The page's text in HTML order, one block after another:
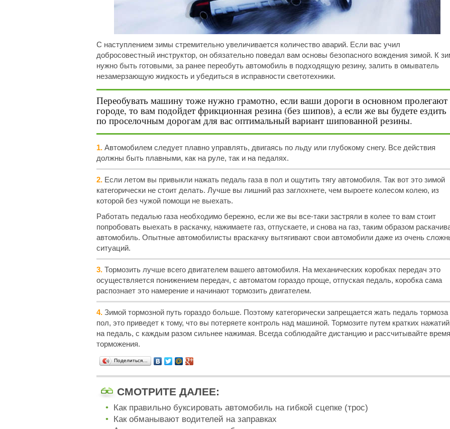
С наступлением зимы стремительно увеличивается количество аварий. Если вас учил
добросовестный инструктор, он обязательно поведал вам основы безопасного вождения зимой. К
нужно быть готовыми, за ранее переобуть автомобиль в подходящую резину, залить в омыватель
незамерзающую жидкость и убедиться в исправности светотехники.
Переобувать машину тоже нужно грамотно, если ваши дороги в основном пролегают
городе, то вам подойдет фрикционная резина (без шипов), а если же вы будете ездить
по проселочным дорогам для вас оптимальный вариант шипованной резины.
1. Автомобилем следует плавно управлять, двигаясь по льду или глубокому снегу. Все действия
должны быть плавными, как на руле, так и на педалях.
2. Если летом вы привыкли нажать педаль газа в пол и ощутить тягу автомобиля. Так вот это зимой
категорически не стоит делать. Лучше вы лишний раз заглохнете, чем выроете колесом колею, из
которой без чужой помощи не выехать.
Работать педалью газа необходимо бережно, если же вы все-таки застряли в колее то вам стоит
попробовать выехать в раскачку, нажимаете газ, отпускаете, и снова на газ, таким образом
автомобиль. Опытные автомобилисты враскачку вытягивают свои автомобили даже из очень
ситуаций.
3. Тормозить лучше всего двигателем вашего автомобиля. На механических коробках передач это
осуществляется понижением передач, с автоматом гораздо проще, отпуская педаль, коробка сама
распознает это намерение и начинают тормозить двигателем.
4. Зимой тормозной путь гораздо больше. Поэтому категорически запрещается жать педаль тормоза
пол, это приведет к тому, что вы потеряете контроль над машиной. Тормозите путем кратких нажатий
на педаль, с каждым разом сильнее нажимая. Всегда соблюдайте дистанцию и рассчитывайте время
торможения.
Поделиться…
СМОТРИТЕ ДАЛЕЕ:
Как правильно буксировать автомобиль на гибкой сцепке (трос)
Как обманывают водителей на заправках